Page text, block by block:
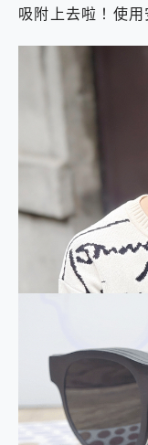
吸附上去啦！使